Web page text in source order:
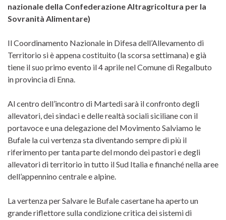
nazionale della Confederazione Altragricoltura per la
Sovranità Alimentare)
Il Coordinamento Nazionale in Difesa dell’Allevamento di
Territorio si è appena costituito (la scorsa settimana) e già
tiene il suo primo evento il 4 aprile nel Comune di Regalbuto
in provincia di Enna.
Al centro dell’incontro di Martedi sarà il confronto degli
allevatori, dei sindaci e delle realtà sociali siciliane con il
portavoce e una delegazione del Movimento Salviamo le
Bufale la cui vertenza sta diventando sempre di più il
riferimento per tanta parte del mondo dei pastori e degli
allevatori di territorio in tutto il Sud Italia e finanché nella aree
dell’appennino centrale e alpine.
La vertenza per Salvare le Bufale casertane ha aperto un
grande riflettore sulla condizione critica dei sistemi di